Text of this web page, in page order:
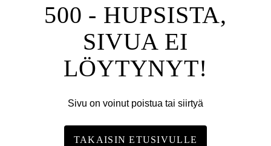
500 - HUPSISTA,
SIVUA EI
LÖYTYNYT!
Sivu on voinut poistua tai siirtyä
TAKAISIN ETUSIVULLE